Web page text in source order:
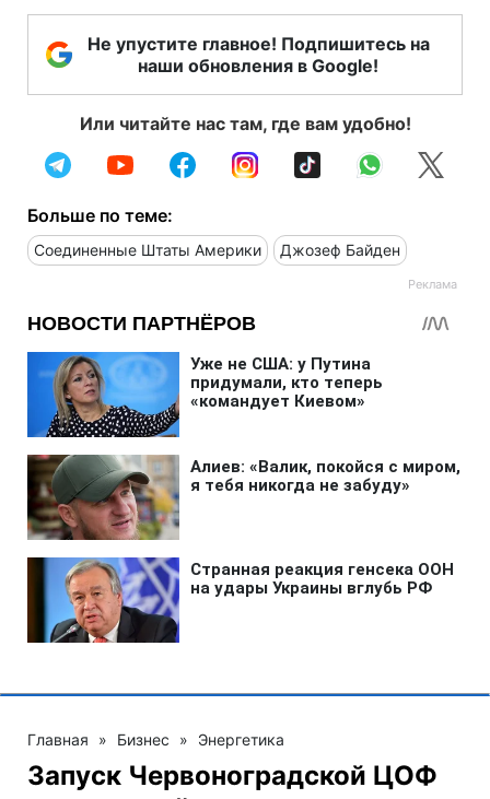
Не упустите главное! Подпишитесь на
наши обновления в Google!
Или читайте нас там, где вам удобно!
Больше по теме:
Соединенные Штаты Америки Джозеф Байден
Главная » Бизнес » Энергетика
Запуск Червоноградской ЦОФ